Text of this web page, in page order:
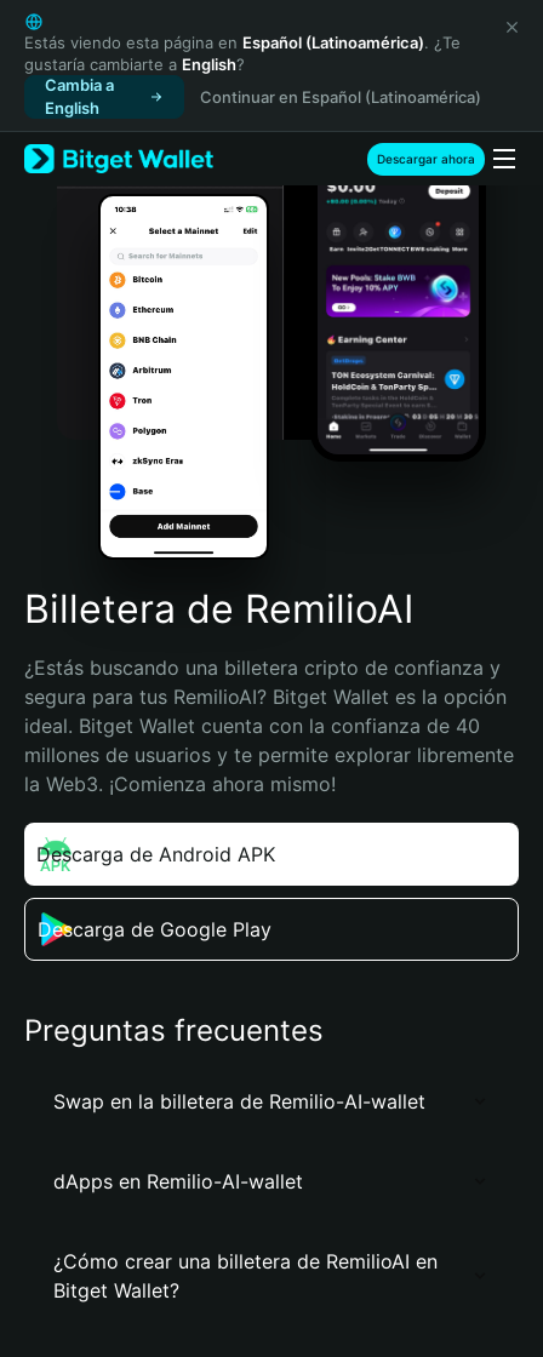
English
日本語
Tiếng Việt
Русский
Español (Latinoamérica)
Türkçe
Italiano
Português (Portugal)
Bahasa Indonesia
Português (Brasil)
Español (Argentina)
Estás viendo esta página en Español (Latinoamérica). ¿Te
gustaría cambiarte a English?
Cambia a
English
Continuar en Español (Latinoamérica)
Descargar ahora
Billetera de RemilioAI
¿Estás buscando una billetera cripto de confianza y
segura para tus RemilioAI? Bitget Wallet es la opción
ideal. Bitget Wallet cuenta con la confianza de 40
millones de usuarios y te permite explorar libremente
la Web3. ¡Comienza ahora mismo!
Descarga de Android APK
Descarga de Google Play
Preguntas frecuentes
Swap en la billetera de Remilio-AI-wallet
dApps en Remilio-AI-wallet
¿Cómo crear una billetera de RemilioAI en
Bitget Wallet?